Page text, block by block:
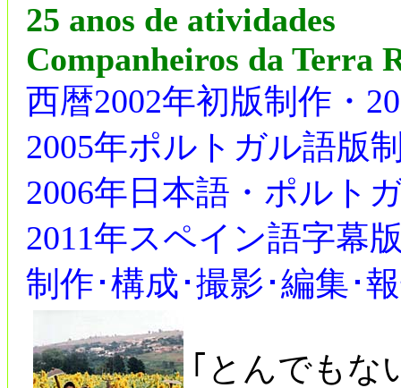
25 anos de atividades
Companheiros da Terra
西暦2002年初版制作・
2005年ポルトガル語版
2006年日本語・ポルト
2011年スペイン語字幕
制作･構成･撮影･編集･
｢とんでもな